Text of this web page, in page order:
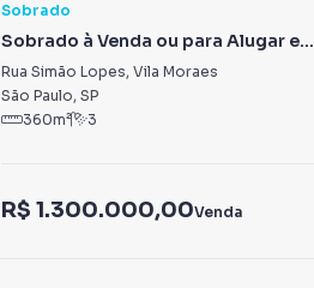
Sobrado
Sobrado à Venda ou para Alugar em
Vila Moraes
Rua Simão Lopes, Vila Moraes
São Paulo, SP
360m² 3
R$ 1.300.000,00Venda